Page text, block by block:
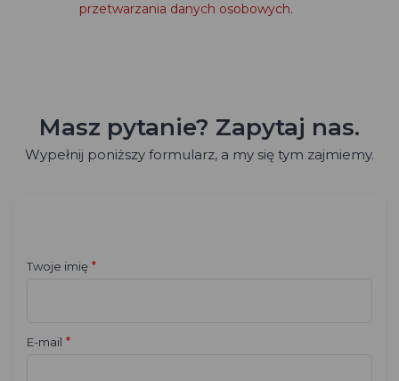
przetwarzania danych osobowych.
Masz pytanie? Zapytaj nas.
Wypełnij poniższy formularz, a my się tym zajmiemy.
Twoje imię *
E-mail *